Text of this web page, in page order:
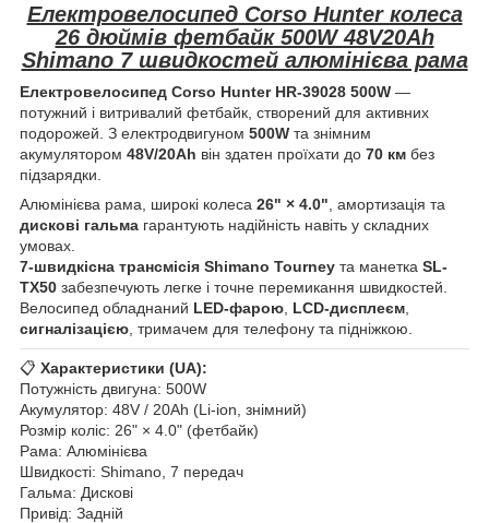
Електровелосипед Corso Hunter колеса
26 дюймів фетбайк 500W 48V20Ah
Shimano 7 швидкостей алюмінієва рама
Електровелосипед Corso Hunter HR-39028 500W —
потужний і витривалий фетбайк, створений для активних
подорожей. З електродвигуном 500W та знімним
акумулятором 48V/20Ah він здатен проїхати до 70 км без
підзарядки.
Алюмінієва рама, широкі колеса 26" × 4.0" , амортизація та
дискові гальма гарантують надійність навіть у складних
умовах.
7-швидкісна трансмісія Shimano Tourney та манетка SL-
TX50 забезпечують легке і точне перемикання швидкостей.
Велосипед обладнаний LED-фарою LCD-дисплеєм
сигналізацією , тримачем для телефону та підніжкою.
📋 Характеристики (UA):
Потужність двигуна: 500W
Акумулятор: 48V / 20Ah (Li-ion, знімний)
Розмір коліс: 26" × 4.0" (фетбайк)
Рама: Алюмінієва
Швидкості: Shimano, 7 передач
Гальма: Дискові
Привід: Задній